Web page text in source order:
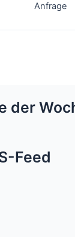
Anfrage
der
Feed